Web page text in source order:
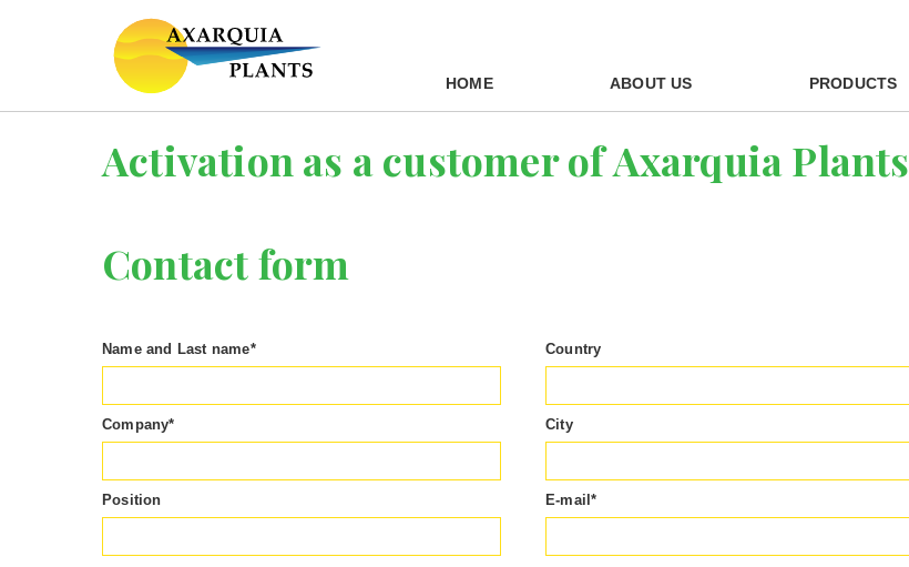
HOME ABOUT US PRODUCTS
Activation as a customer of Axarquia Plants
Contact form
Name and Last name*
Company*
Position
Country
City
E-mail*